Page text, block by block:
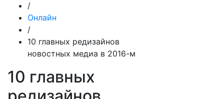
/
Онлайн
/
10 главных редизайнов
новостных медиа в 2016-м
10 главных